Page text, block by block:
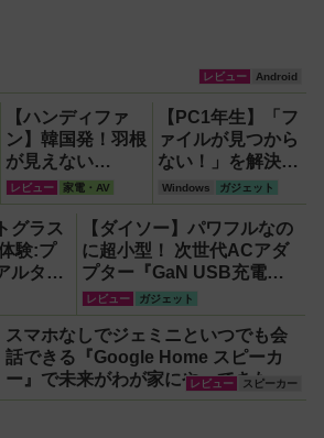
レビュー Android
【ハンディファ
ン】韓国発！羽根
が見えない
『baramood（パ
ラムード）』4種
使い比べ
レビュー 家電・AV
【PC1年生】「フ
ァイルが見つから
ない！」を解決す
る方法
【OneDrive対
応・2026年最新
版】
Windows ガジェット
グラス
験:プ
ルタイ
台！
【ダイソー】パワフルなの
に超小型！ 次世代ACアダ
プター『GaN USB充電
器』がすごすぎる！
レビュー ガジェット
スマホなしでジェミニといつでも会
話できる『Google Home スピーカ
ー』で未来がわが家にやってきた！
【なぜなぜ期対策にも】
レビュー スピーカー